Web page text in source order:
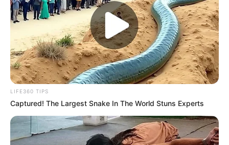
LIFE360 TIPS
Captured! The Largest Snake In The World Stuns Experts